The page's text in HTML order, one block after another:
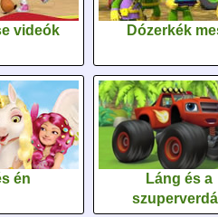
videók Dózerkék
én
Láng és a